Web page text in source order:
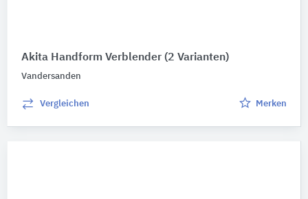
Akita Handform Verblender (2 Varianten)
Vandersanden
Vergleichen Merken